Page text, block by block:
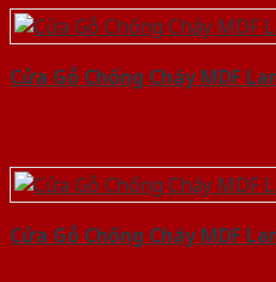
Cửa Gỗ Chống Cháy MDF
Cửa Gỗ Chống Cháy MDF